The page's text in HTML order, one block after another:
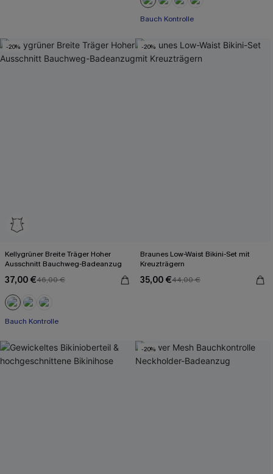
Bauch Kontrolle
-20%
Kellygrüner Breite Träger Hoher
Ausschnitt Bauchweg-Badeanzug
37,00 €46,00 €
Bauch Kontrolle
-20%
Braunes Low-Waist Bikini-Set mit
Kreuzträgern
35,00 €44,00 €
-20%